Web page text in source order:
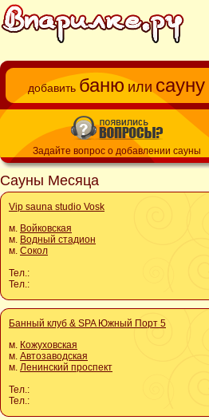
добавить баню или сауну
Задайте вопрос о добавлении сауны
Сауны Месяца
Vip sauna studio Vosk
м. Войковская
м. Водный стадион
м. Сокол
Тел.:
Тел.:
Банный клуб & SPA Южный Порт 5
м. Кожуховская
м. Автозаводская
м. Ленинский проспект
Тел.:
Тел.: